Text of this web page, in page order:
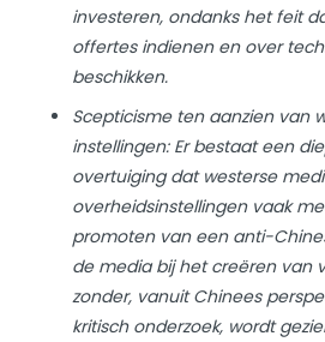
investeren, ondanks het feit
offertes indienen en over
beschikken.
Scepticisme ten aanzien van
instellingen: Er bestaat een
overtuiging dat westerse
overheidsinstellingen vaak
promoten van een anti-
de media bij het creëren van
zonder, vanuit Chinees
kritisch onderzoek, wordt